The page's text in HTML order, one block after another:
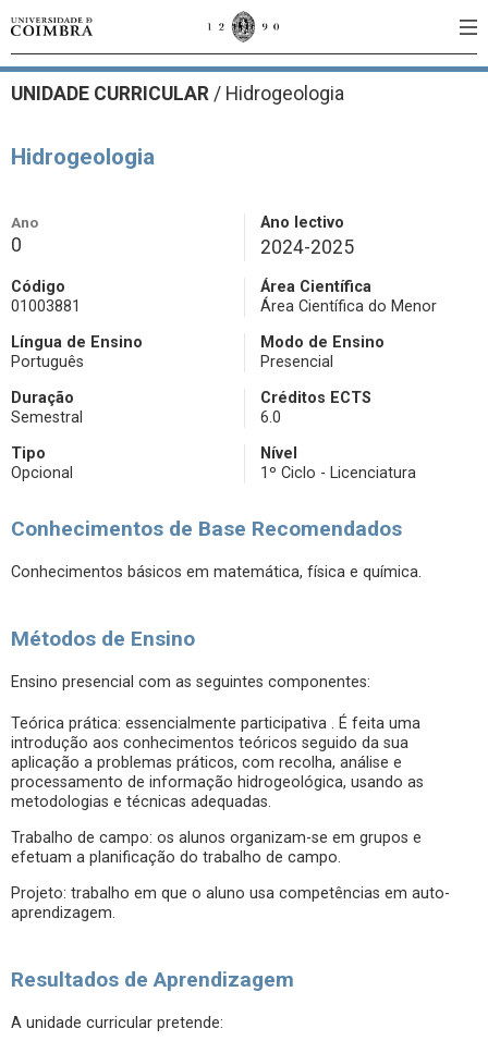
UNIDADE CURRICULAR / Hidrogeologia
Hidrogeologia
Ano
0
Ano lectivo
2024-2025
Código
01003881
Área Científica
Área Científica do Menor
Língua de Ensino
Português
Modo de Ensino
Presencial
Duração
Semestral
Créditos ECTS
6.0
Tipo
Opcional
Nível
1º Ciclo - Licenciatura
Conhecimentos de Base Recomendados
Conhecimentos básicos em matemática, física e química.
Métodos de Ensino
Ensino presencial com as seguintes componentes:
Teórica prática: essencialmente participativa . É feita uma
introdução aos conhecimentos teóricos seguido da sua
aplicação a problemas práticos, com recolha, análise e
processamento de informação hidrogeológica, usando as
metodologias e técnicas adequadas.
Trabalho de campo: os alunos organizam-se em grupos e
efetuam a planificação do trabalho de campo.
Projeto: trabalho em que o aluno usa competências em auto-
aprendizagem.
Resultados de Aprendizagem
A unidade curricular pretende: